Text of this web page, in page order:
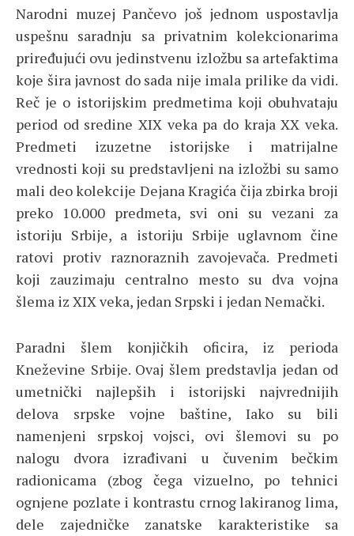
Narodni muzej Pančevo još jednom uspostavlja
uspešnu saradnju sa privatnim kolekcionarima
priređujući ovu jedinstvenu izložbu sa artefaktima
koje šira javnost do sada nije imala prilike da vidi.
Reč je o istorijskim predmetima koji obuhvataju
period od sredine XIX veka pa do kraja XX veka.
Predmeti izuzetne istorijske i matrijalne
vrednosti koji su predstavljeni na izložbi su samo
mali deo kolekcije Dejana Kragića čija zbirka broji
preko 10.000 predmeta, svi oni su vezani za
istoriju Srbije, a istoriju Srbije uglavnom čine
ratovi protiv raznoraznih zavojevača. Predmeti
koji zauzimaju centralno mesto su dva vojna
šlema iz XIX veka, jedan Srpski i jedan Nemački.
Paradni šlem konjičkih oficira, iz perioda
Kneževine Srbije. Ovaj šlem predstavlja jedan od
umetnički najlepših i istorijski najvrednijih
delova srpske vojne baštine, Iako su bili
namenjeni srpskoj vojsci, ovi šlemovi su po
nalogu dvora izrađivani u čuvenim bečkim
radionicama (zbog čega vizuelno, po tehnici
ognjene pozlate i kontrastu crnog lakiranog lima,
dele zajedničke zanatske karakteristike sa